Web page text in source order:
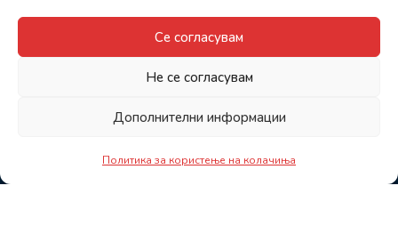
Се согласувам
Не се согласувам
Дополнителни информации
Политика за користење на колачиња